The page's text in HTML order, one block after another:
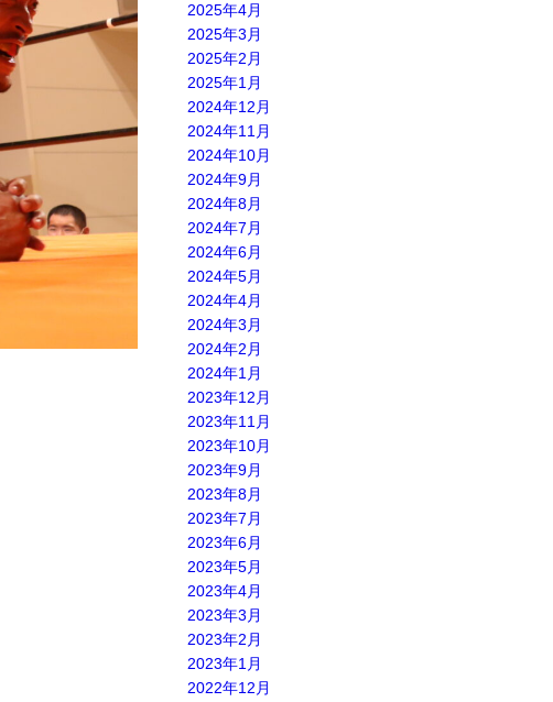
2025年4月
2025年3月
2025年2月
2025年1月
2024年12月
2024年11月
2024年10月
2024年9月
2024年8月
2024年7月
2024年6月
2024年5月
2024年4月
2024年3月
2024年2月
2024年1月
2023年12月
2023年11月
2023年10月
2023年9月
2023年8月
2023年7月
2023年6月
2023年5月
2023年4月
2023年3月
2023年2月
2023年1月
2022年12月